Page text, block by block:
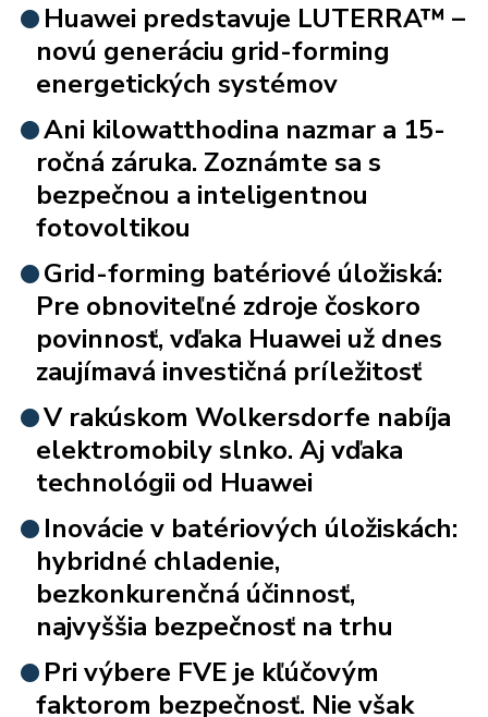
Huawei predstavuje LUTERRA™ –
novú generáciu grid-forming
energetických systémov
Ani kilowatthodina nazmar a 15-
ročná záruka. Zoznámte sa s
bezpečnou a inteligentnou
fotovoltikou
Grid-forming batériové úložiská:
Pre obnoviteľné zdroje čoskoro
povinnosť, vďaka Huawei už dnes
zaujímavá investičná príležitosť
V rakúskom Wolkersdorfe nabíja
elektromobily slnko. Aj vďaka
technológii od Huawei
Inovácie v batériových úložiskách:
hybridné chladenie,
bezkonkurenčná účinnosť,
najvyššia bezpečnosť na trhu
Pri výbere FVE je kľúčovým
faktorom bezpečnosť. Nie však